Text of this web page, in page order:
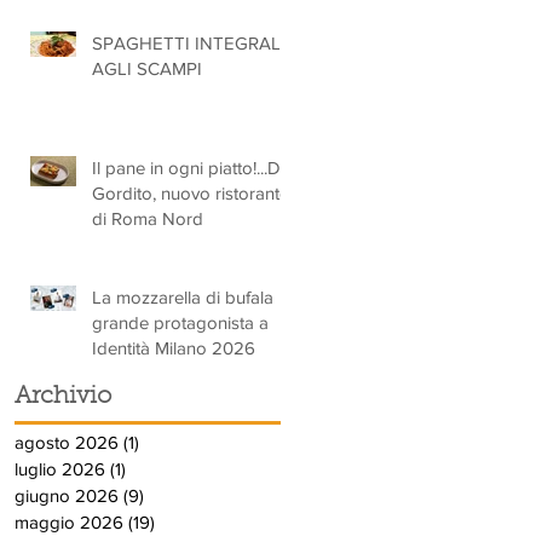
SPAGHETTI INTEGRALI
AGLI SCAMPI
Il pane in ogni piatto!...Da
Gordito, nuovo ristorante
di Roma Nord
La mozzarella di bufala
grande protagonista a
Identità Milano 2026
Archivio
agosto 2026 (1)
luglio 2026 (1)
giugno 2026 (9)
maggio 2026 (19)